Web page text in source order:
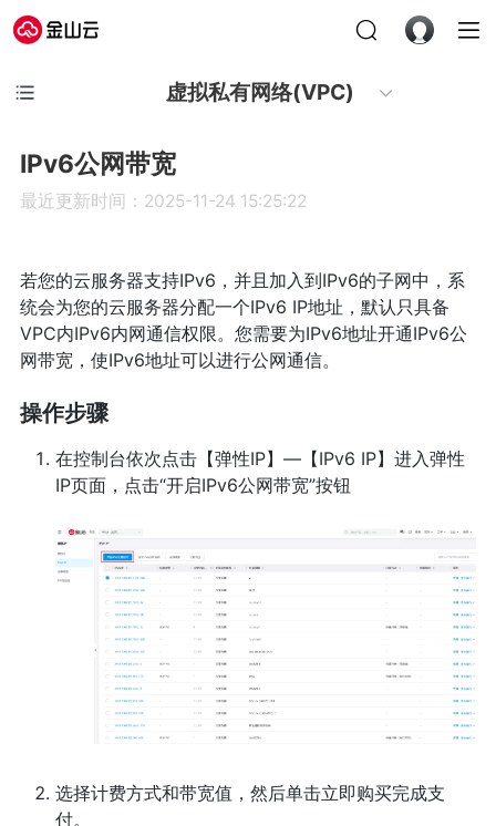
虚拟私有网络(VPC)
IPv6公网带宽
最近更新时间：2025-11-24 15:25:22
若您的云服务器支持IPv6，并且加入到IPv6的子网中，系
统会为您的云服务器分配一个IPv6 IP地址，默认只具备
VPC内IPv6内网通信权限。您需要为IPv6地址开通IPv6公
网带宽，使IPv6地址可以进行公网通信。
操作步骤
在控制台依次点击【弹性IP】—【IPv6 IP】进入弹性
IP页面，点击“开启IPv6公网带宽”按钮
选择计费方式和带宽值，然后单击立即购买完成支
付。